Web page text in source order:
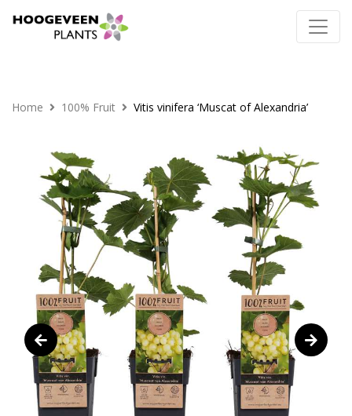
Home 100% Fruit Vitis vinifera ‘Muscat of Alexandria’